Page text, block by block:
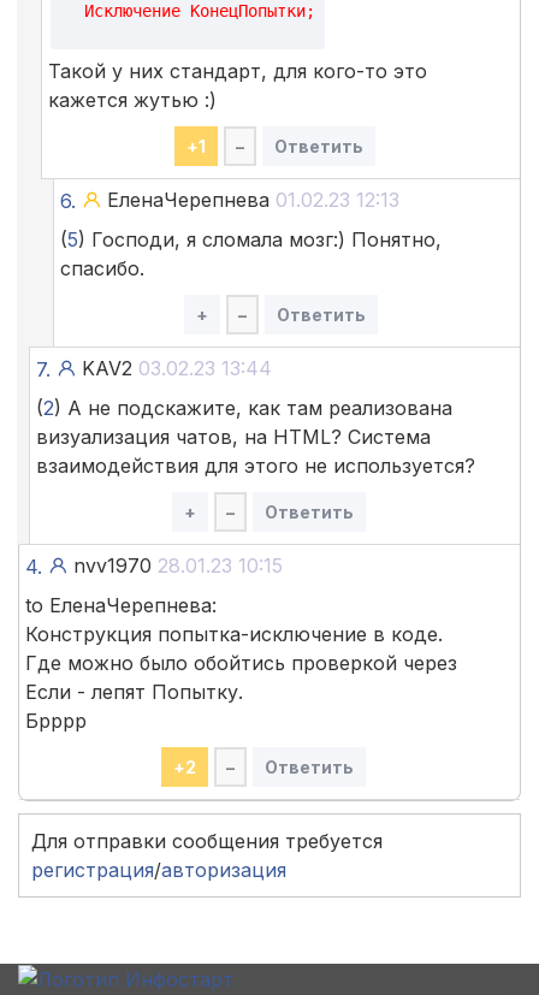
Исключение КонецПопытки;
Такой у них стандарт, для кого-то это
кажется жутью :)
+1 – Ответить
6. ЕленаЧерепнева 01.02.23 12:13
(5) Господи, я сломала мозг:) Понятно,
спасибо.
+ – Ответить
7. KAV2 03.02.23 13:44
(2) А не подскажите, как там реализована
визуализация чатов, на HTML? Система
взаимодействия для этого не используется?
+ – Ответить
4. nvv1970 28.01.23 10:15
to ЕленаЧерепнева:
Конструкция попытка-исключение в коде.
Где можно было обойтись проверкой через
Если - лепят Попытку.
Брррр
+2 – Ответить
Для отправки сообщения требуется
регистрация/авторизация